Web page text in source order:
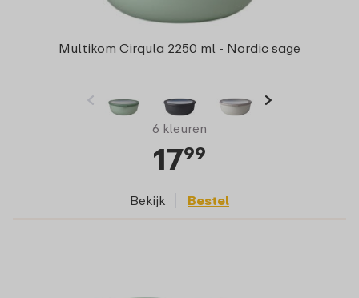
Multikom Cirqula 2250 ml - Nordic sage
6 kleuren
1799
Bekijk Bestel